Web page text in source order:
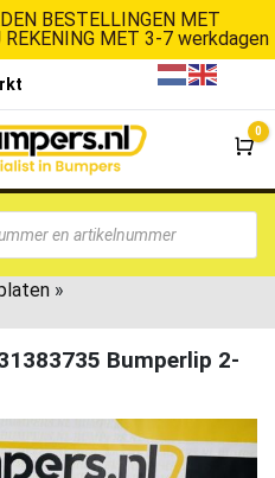
BESTELLINGEN MET
REKENING MET 3-7 werkdagen
0
»
Bumperlip 2-